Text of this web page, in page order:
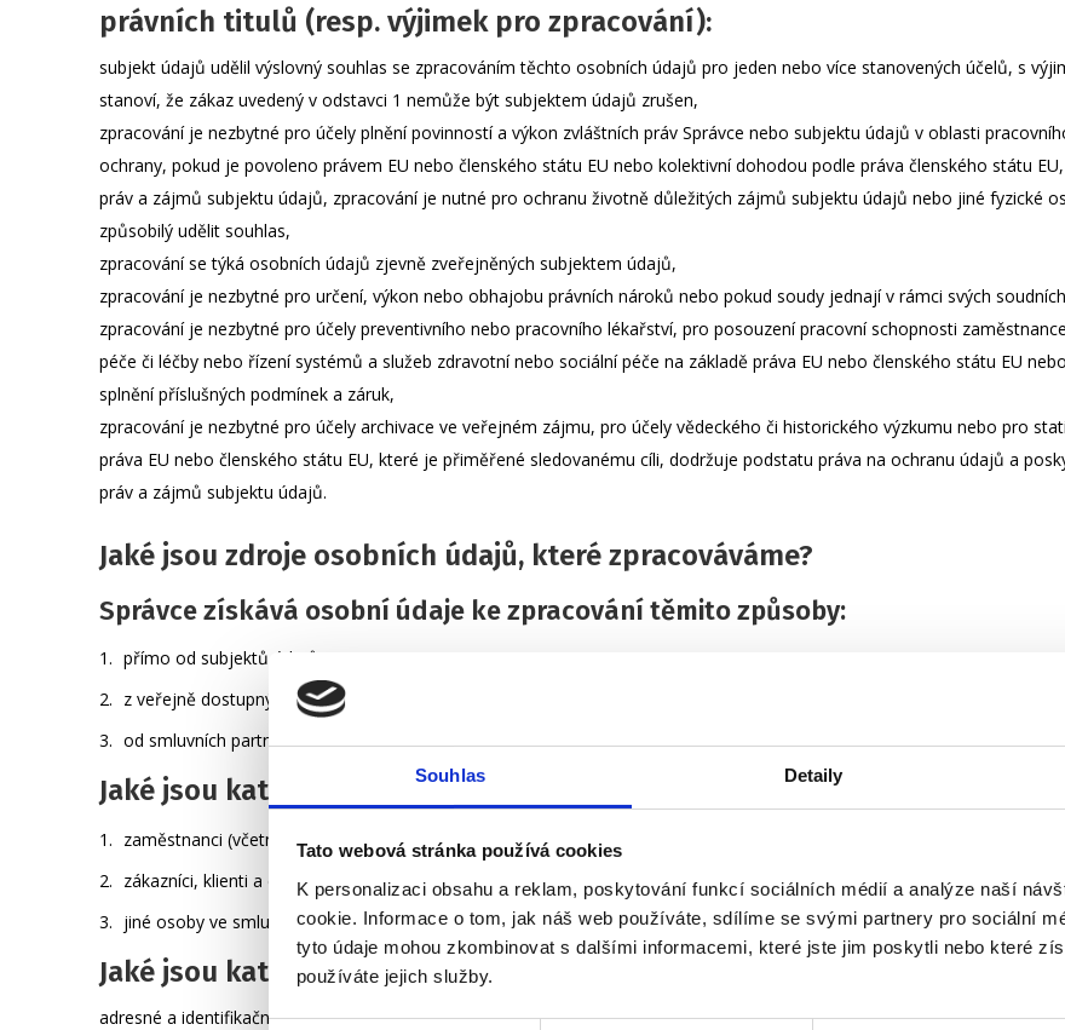
Souhlas Detaily
Tato webová stránka používá cookies
K personalizaci obsahu a reklam, poskytování funkcí sociálních médií a analýze naší
cookie. Informace o tom, jak náš web používáte, sdílíme se svými partnery pro sociální
tyto údaje mohou zkombinovat s dalšími informacemi, které jste jim poskytli nebo které
používáte jejich služby.
právních titulů (resp. výjimek pro zpracování):
subjekt údajů udělil výslovný souhlas se zpracováním těchto osobních údajů pro jeden nebo více stanovených účelů, s
stanoví, že zákaz uvedený v odstavci 1 nemůže být subjektem údajů zrušen,
zpracování je nezbytné pro účely plnění povinností a výkon zvláštních práv Správce nebo subjektu údajů v oblasti
ochrany, pokud je povoleno právem EU nebo členského státu EU nebo kolektivní dohodou podle práva členského státu
práv a zájmů subjektu údajů, zpracování je nutné pro ochranu životně důležitých zájmů subjektu údajů nebo jiné fyzické
způsobilý udělit souhlas,
zpracování se týká osobních údajů zjevně zveřejněných subjektem údajů,
zpracování je nezbytné pro určení, výkon nebo obhajobu právních nároků nebo pokud soudy jednají v rámci svých
zpracování je nezbytné pro účely preventivního nebo pracovního lékařství, pro posouzení pracovní schopnosti
péče či léčby nebo řízení systémů a služeb zdravotní nebo sociální péče na základě práva EU nebo členského státu EU
splnění příslušných podmínek a záruk,
zpracování je nezbytné pro účely archivace ve veřejném zájmu, pro účely vědeckého či historického výzkumu nebo pro
práva EU nebo členského státu EU, které je přiměřené sledovanému cíli, dodržuje podstatu práva na ochranu údajů a
práv a zájmů subjektu údajů.
Jaké jsou zdroje osobních údajů, které zpracováváme?
Správce získává osobní údaje ke zpracování těmito způsoby:
přímo od subjektů údajů,
z veřejně dostupných rejstříků, evidencí či seznamů,
od smluvních partnerů.
Jaké jsou kategorie subjektů osobních údajů?
zaměstnanci (včetně uchazečů o zaměstnání, brigádníků, praktikantů),
zákazníci, klienti a dodavatelé služeb,
jiné osoby ve smluvním vztahu ke správci.
Jaké jsou kategorie osobních údajů?
adresné a identifikační údaje sloužící k jednoznačné a nezaměnitelné identifikaci subjektu údajů a komunikaci s ním,